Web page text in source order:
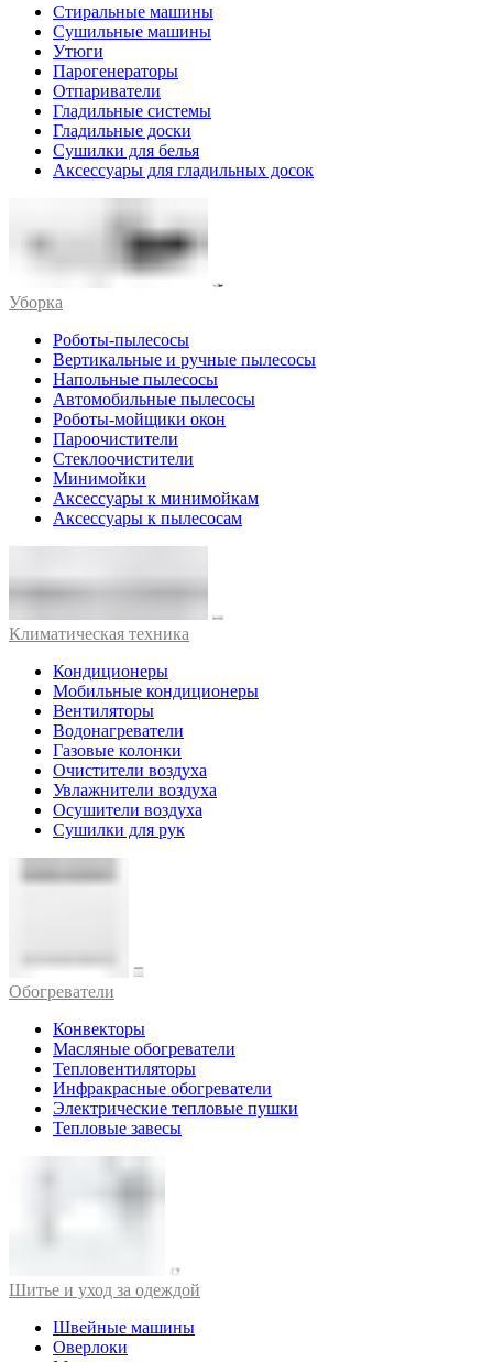
Стиральные машины
Сушильные машины
Утюги
Парогенераторы
Отпариватели
Гладильные системы
Гладильные доски
Сушилки для белья
Аксессуары для гладильных досок
Уборка
Роботы-пылесосы
Вертикальные и ручные пылесосы
Напольные пылесосы
Автомобильные пылесосы
Роботы-мойщики окон
Пароочистители
Стеклоочистители
Минимойки
Аксессуары к минимойкам
Аксессуары к пылесосам
Климатическая техника
Кондиционеры
Мобильные кондиционеры
Вентиляторы
Водонагреватели
Газовые колонки
Очистители воздуха
Увлажнители воздуха
Осушители воздуха
Сушилки для рук
Обогреватели
Конвекторы
Масляные обогреватели
Тепловентиляторы
Инфракрасные обогреватели
Электрические тепловые пушки
Тепловые завесы
Шитье и уход за одеждой
Швейные машины
Оверлоки